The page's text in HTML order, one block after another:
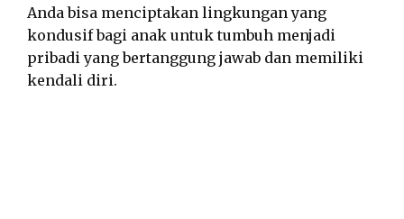
Anda bisa menciptakan lingkungan yang
kondusif bagi anak untuk tumbuh menjadi
pribadi yang bertanggung jawab dan memiliki
kendali diri.